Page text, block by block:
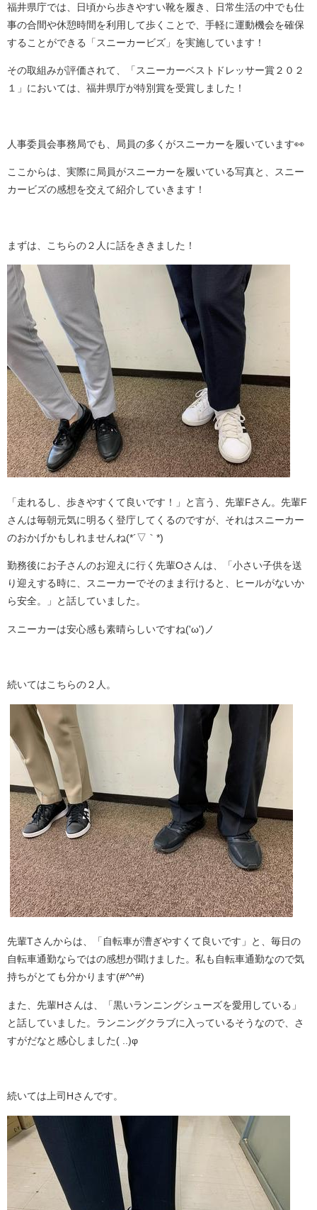
福井県庁では、日頃から歩きやすい靴を履き、日常生活の中でも仕
事の合間や休憩時間を利用して歩くことで、手軽に運動機会を確保
することができる「スニーカービズ」を実施しています！
その取組みが評価されて、「スニーカーベストドレッサー賞２０２
１」においては、福井県庁が特別賞を受賞しました！
人事委員会事務局でも、局員の多くがスニーカーを履いています👀
ここからは、実際に局員がスニーカーを履いている写真と、スニー
カービズの感想を交えて紹介していきます！
まずは、こちらの２人に話をききました！
「走れるし、歩きやすくて良いです！」と言う、先輩Fさん。先輩F
さんは毎朝元気に明るく登庁してくるのですが、それはスニーカー
のおかげかもしれませんね(*´▽｀*)
勤務後にお子さんのお迎えに行く先輩Oさんは、「小さい子供を送
り迎えする時に、スニーカーでそのまま行けると、ヒールがないか
ら安全。」と話していました。
スニーカーは安心感も素晴らしいですね('ω')ノ
続いてはこちらの２人。
先輩Tさんからは、「自転車が漕ぎやすくて良いです」と、毎日の
自転車通勤ならではの感想が聞けました。私も自転車通勤なので気
持ちがとても分かります(#^^#)
また、先輩Hさんは、「黒いランニングシューズを愛用している」
と話していました。ランニングクラブに入っているそうなので、さ
すがだなと感心しました( ..)φ
続いては上司Hさんです。